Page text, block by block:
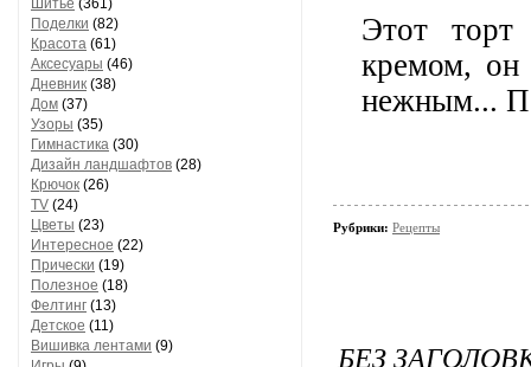
Шитье (361)
Поделки (82)
Красота (61)
Аксесуары (46)
Дневник (38)
Дом (37)
Узоры (35)
Гимнастика (30)
Дизайн ландшафтов (28)
Крючок (26)
TV (24)
Цветы (23)
Интересное (22)
Прически (19)
Полезное (18)
Фелтинг (13)
Детское (11)
Вишивка лентами (9)
Этот
кремом, он
нежным...
Рубрики: Рецепты
БЕЗ